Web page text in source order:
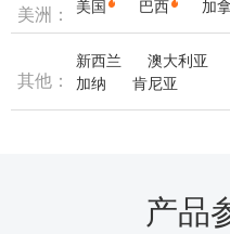
美洲： 美国 巴西 加
其他：
新西兰 澳大利亚
加纳
肯尼亚
产品